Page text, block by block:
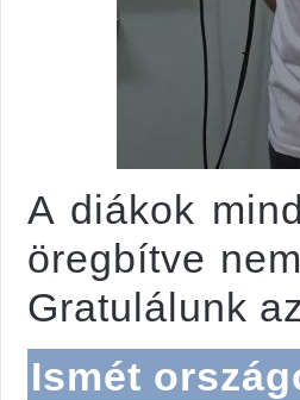
A diákok
öregbítve
Gratulálunk
Ismét